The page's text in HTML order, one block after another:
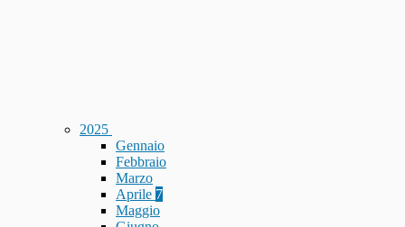
2025
Gennaio
Febbraio
Marzo
Aprile 7
Maggio